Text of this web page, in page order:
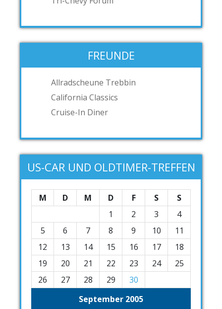
FREUNDE
Allradscheune Trebbin
California Classics
Cruise-In Diner
US-CAR UND OLDTIMER-TREFFEN
September 2005
M D M D F S
S
1
2 3
4
5
6 7 8 9 10
11
12
13 14 15 16 17
18
19
20 21 22 23 24
25
26
27 28 29 30